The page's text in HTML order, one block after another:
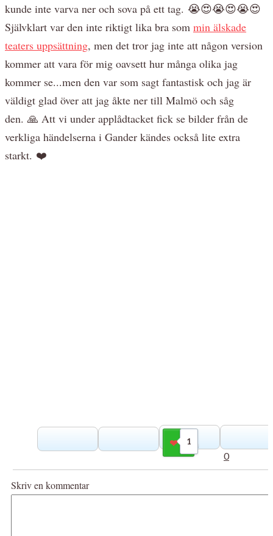
kunde inte varva ner och sova på ett tag. 😭😍😭😍😭😍
Självklart var den inte riktigt lika bra som min älskade
teaters uppsättning, men det tror jag inte att någon version
kommer att vara för mig oavsett hur många olika jag
kommer se...men den var som sagt fantastisk och jag är
väldigt glad över att jag åkte ner till Malmö och såg
den. 🙏 Att vi under applådtacket fick se bilder från de
verkliga händelserna i Gander kändes också lite extra
starkt. ❤️
1
Gilla
0
Skriv en kommentar